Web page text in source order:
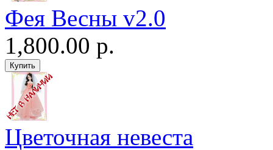
Фея Весны v2.0
1,800.00 р.
Цветочная невеста